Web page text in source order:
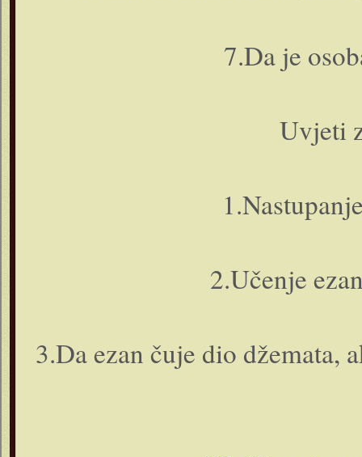
7.Da je
Uvjeti
2.Učenje
3.Da ezan čuje dio džemata,